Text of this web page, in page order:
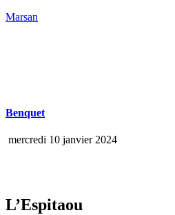
Marsan
Benquet
mercredi 10 janvier 2024
L’Espitaou